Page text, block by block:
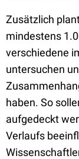
Zusätzlich
mindestens
verschiedene
untersuchen
haben. So
aufgedeckt
Verlaufs